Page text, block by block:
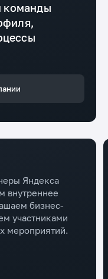
команды
Яндекса
внутреннее
бизнес-
участниками
мероприятий.